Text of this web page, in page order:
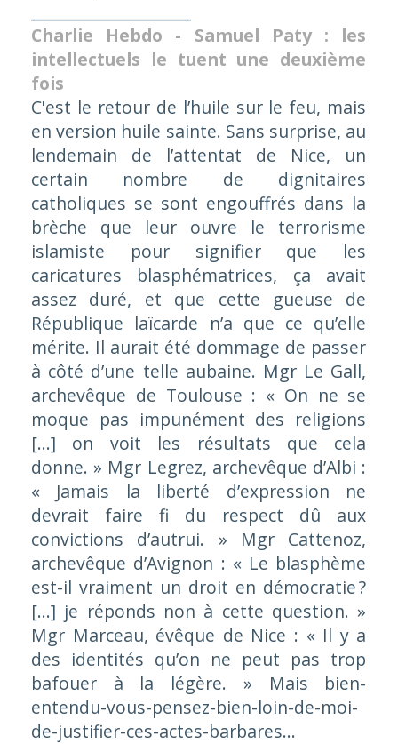
Charlie Hebdo - Samuel Paty : les
intellectuels le tuent une deuxième
fois
C'est le retour de l’huile sur le feu, mais
en version huile sainte. Sans surprise, au
lendemain de l’attentat de Nice, un
certain nombre de dignitaires
catholiques se sont engouffrés dans la
brèche que leur ouvre le terrorisme
islamiste pour signifier que les
caricatures blasphématrices, ça avait
assez duré, et que cette gueuse de
République laïcarde n’a que ce qu’elle
mérite. Il aurait été dommage de passer
à côté d’une telle aubaine. Mgr Le Gall,
archevêque de Toulouse : « On ne se
moque pas impunément des religions
[…] on voit les résultats que cela
donne. » Mgr Legrez, archevêque d’Albi :
« Jamais la liberté d’expression ne
devrait faire fi du respect dû aux
convictions d’autrui. » Mgr Cattenoz,
archevêque d’Avignon : « Le blasphème
est-il vraiment un droit en démocratie ?
[…] je réponds non à cette question. »
Mgr Marceau, évêque de Nice : « Il y a
des identités qu’on ne peut pas trop
bafouer à la légère. » Mais bien-
entendu-vous-pensez-bien-loin-de-moi-
de-justifier-ces-actes-barbares…